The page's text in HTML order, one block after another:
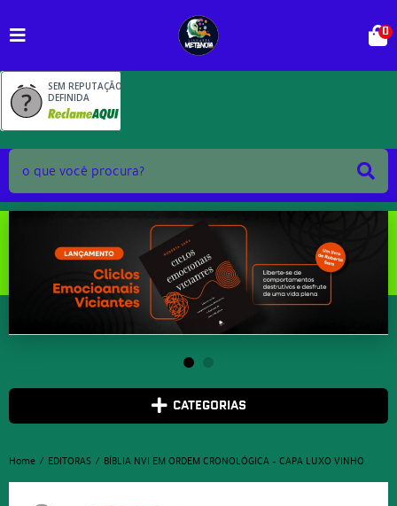
SEM REPUTAÇÃO
DEFINIDA
0
CATEGORIAS
Home EDITORAS BÍBLIA NVI EM ORDEM CRONOLÓGICA – CAPA LUXO VINHO